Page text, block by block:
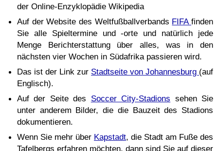
der Online-Enzyklopädie Wikipedia
Auf der Website des Weltfußballverbands FIFAfinden
Sie alle Spieltermine und -orte und natürlich jede
Menge Berichterstattung über alles, was in den
nächsten vier Wochen in Südafrika passieren wird.
Das ist der Link zur Stadtseite von Johannesburg (auf
Englisch).
Auf der Seite des Soccer City-Stadions sehen Sie
unter anderem Bilder, die die Bauzeit des Stadions
dokumentieren.
Wenn Sie mehr über Kapstadt, die Stadt am Fuße des
Tafelbergs erfahren möchten, dann sind Sie auf dieser